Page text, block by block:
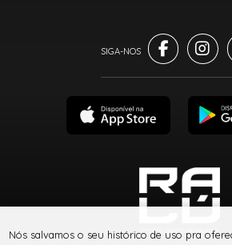
® TODOS DIREITOS RESERVADOS
Nós salvamos o seu histórico de uso pra